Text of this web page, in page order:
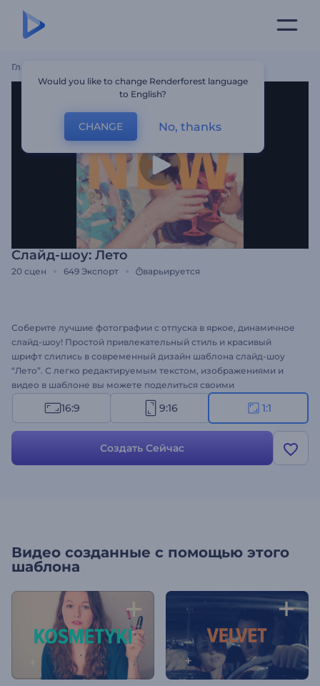
Главная
Слайд-шоу: Лето
20 сцен 649 Экспорт варьируется
Соберите лучшие фотографии с отпуска в яркое, динамичное
слайд-шоу! Простой привлекательный стиль и красивый
шрифт слились в современный дизайн шаблона слайд-шоу
“Лето”. С легко редактируемым текстом, изображениями и
видео в шаблоне вы можете поделиться своими
впечатлениями с близкими - попробуйте создать свое видео!
16:9 9:16 1:1
Создать Сейчас
Видео созданные с помощью этого
шаблона
Would you like to change Renderforest language
to English?
CHANGE No, thanks